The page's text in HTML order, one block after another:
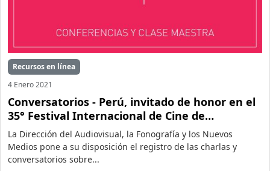
Recursos en línea
4 Enero 2021
Conversatorios - Perú, invitado de honor en el
35° Festival Internacional de Cine de
Guadalajara
La Dirección del Audiovisual, la Fonografía y los Nuevos
Medios pone a su disposición el registro de las charlas y
conversatorios sobre...